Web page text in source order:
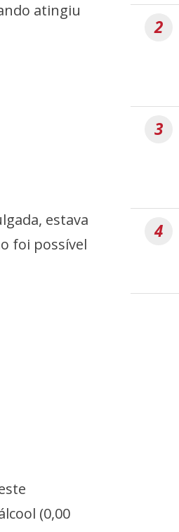
atingiu
estava
foi possível
(0,00
2
3
4